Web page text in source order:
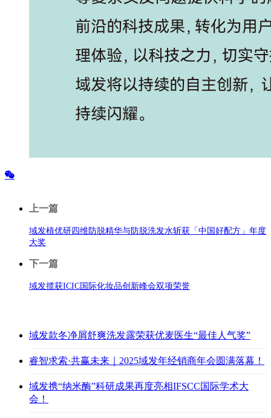
上一篇
域发植优研四维防脱精华与防脱洗发水斩获「中国好配方」年度
大奖
下一篇
域发揽获ICIC国际化妆品创新峰会双项荣誉
域发款冬净屑舒爽洗发露荣获优麦医生“最佳人气奖”
睿智求索·共赢未来｜2025域发年经销商年会圆满落幕！
域发携“纳米酶”科研成果再度亮相IFSCC国际学术大
会！